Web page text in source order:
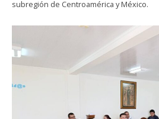
subregión de Centroamérica y México.